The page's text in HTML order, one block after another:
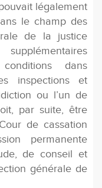
légalement
le champ des
de la justice
dans
inspections et
ou l’un de
par suite, être
de cassation
permanente
de conseil et
générale de